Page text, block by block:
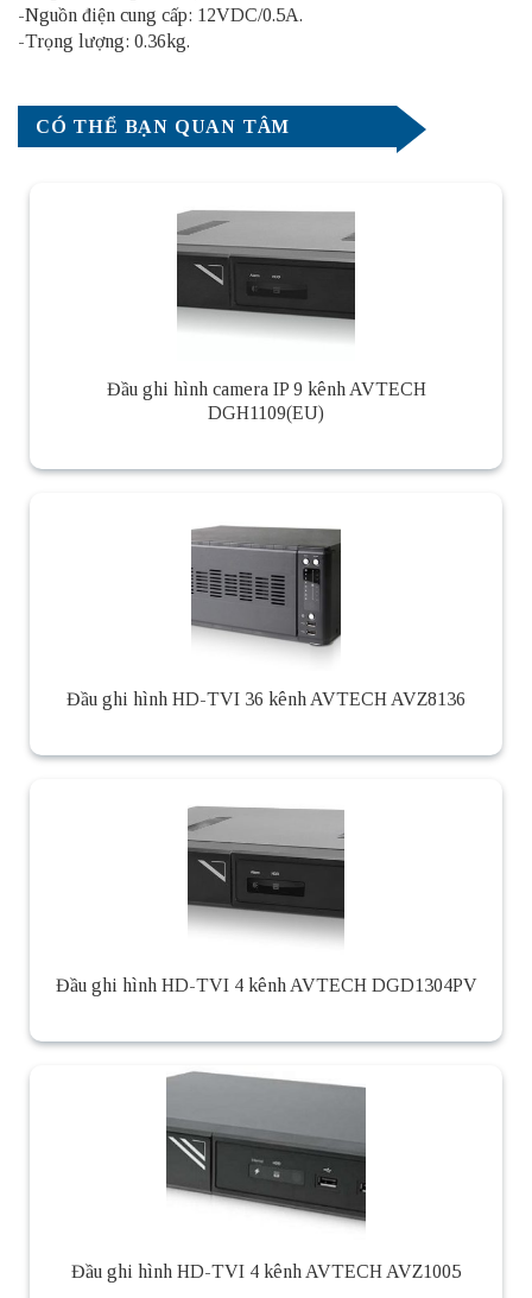
-Nguồn điện cung cấp: 12VDC/0.5A.
-Trọng lượng: 0.36kg.
CÓ THỂ BẠN QUAN TÂM
Đầu ghi hình camera IP 9 kênh AVTECH
DGH1109(EU)
Đầu ghi hình HD-TVI 36 kênh AVTECH AVZ8136
Đầu ghi hình HD-TVI 4 kênh AVTECH DGD1304PV
Đầu ghi hình HD-TVI 4 kênh AVTECH AVZ1005